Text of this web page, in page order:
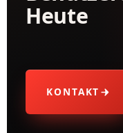
Heute
KONTAKT